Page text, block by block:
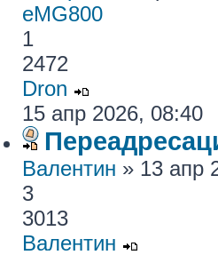
eMG800
1
2472
Dron
15 апр 2026, 08:40
Валентин » 13 апр
3
3013
Валентин